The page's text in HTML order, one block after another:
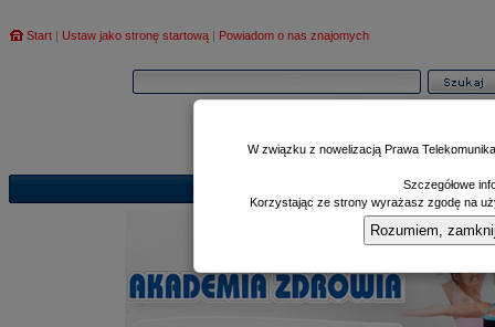
Start | Ustaw jako stronę startową | Powiadom o nas znajomych
Poczekalnia|
W związku z nowelizacją Prawa
Szczegółowe
Korzystając ze strony wyrażasz zgodę na
Rozumiem,